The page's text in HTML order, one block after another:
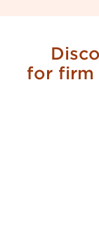
for firm